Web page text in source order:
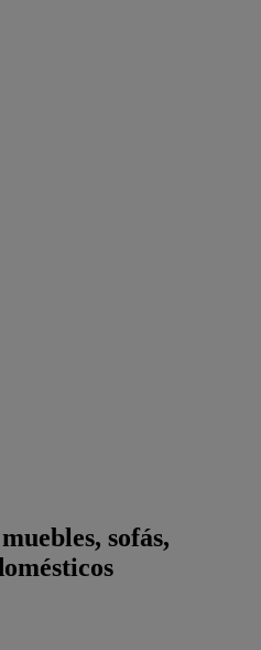
sofás,